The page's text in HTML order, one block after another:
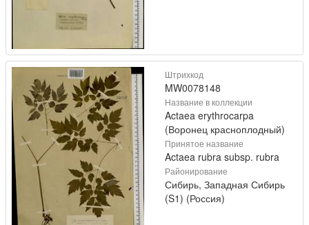
Штрихкод
MW0078148
Название в коллекции
Actaea erythrocarpa
(Воронец красноплодный)
Принятое название
Actaea rubra subsp. rubra
Районирование
Сибирь, Западная Сибирь
(S1) (Россия)